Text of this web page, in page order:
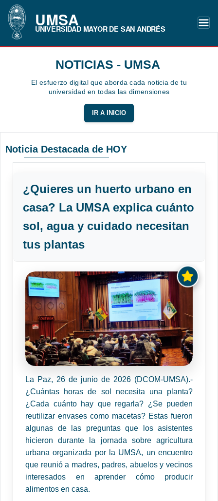
UMSA
UNIVERSIDAD MAYOR DE SAN ANDRÉS
NOTICIAS - UMSA
El esfuerzo digital que aborda cada noticia de tu
universidad en todas las dimensiones
IR A INICIO
Noticia Destacada de HOY
¿Quieres un huerto urbano en
casa? La UMSA explica cuánto
sol, agua y cuidado necesitan
tus plantas
La Paz, 26 de junio de 2026 (DCOM-UMSA).-
¿Cuántas horas de sol necesita una planta?
¿Cada cuánto hay que regarla? ¿Se pueden
reutilizar envases como macetas? Estas fueron
algunas de las preguntas que los asistentes
hicieron durante la jornada sobre agricultura
urbana organizada por la UMSA, un encuentro
que reunió a madres, padres, abuelos y vecinos
interesados en aprender cómo producir
alimentos en casa.